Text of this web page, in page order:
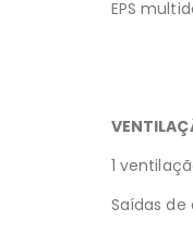
EPS
1
Saídas de